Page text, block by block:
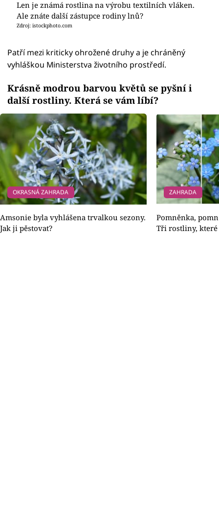
Len je známá rostlina na výrobu textilních vláken.
Ale znáte další zástupce rodiny lnů?
Zdroj: istockphoto.com
Patří mezi kriticky ohrožené druhy a je chráněný
vyhláškou Ministerstva životního prostředí.
Krásně modrou barvou květů se pyšní i
další rostliny. Která se vám líbí?
OKRASNÁ ZAHRADA
Amsonie byla vyhlášena trvalkou sezony.
Jak ji pěstovat?
ZAHRADA
Pomněnka,
Tři rostliny, které